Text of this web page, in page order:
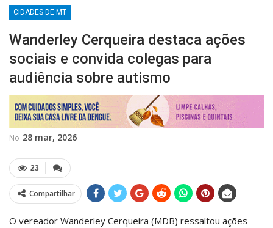
CIDADES DE MT
Wanderley Cerqueira destaca ações
sociais e convida colegas para
audiência sobre autismo
No 28 mar, 2026
23
Compartilhar
O vereador Wanderley Cerqueira (MDB) ressaltou ações